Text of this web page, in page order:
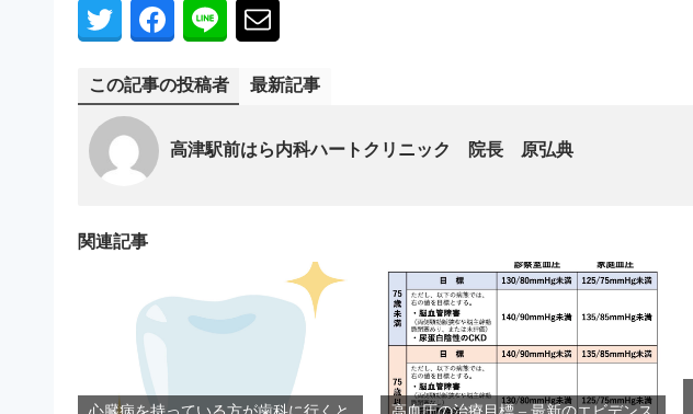
この記事の投稿者 最新記事
高津駅前はら内科ハートクリニック 院長 原弘典
関連記事